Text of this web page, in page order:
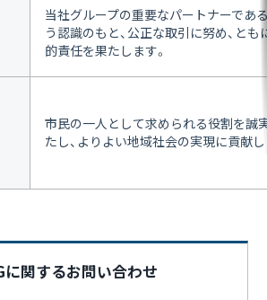
当社グループの重要なパートナーであ
う認識のもと、公正な取引に努め、とも
的責任を果たします。
市民の一人として求められる役割を誠
たし、よりよい地域社会の実現に貢献
に関するお問い合わせ